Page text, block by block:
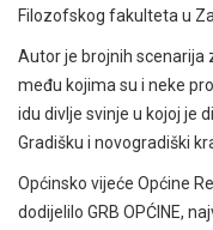
Filozofskog fakulteta u
Autor je brojnih scenarija
među kojima su i neke
idu divlje svinje u kojoj je
Gradišku i novogradiški
Općinsko vijeće Općine
dodijelilo GRB OPĆINE,